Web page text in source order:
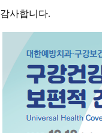
감사합니다.